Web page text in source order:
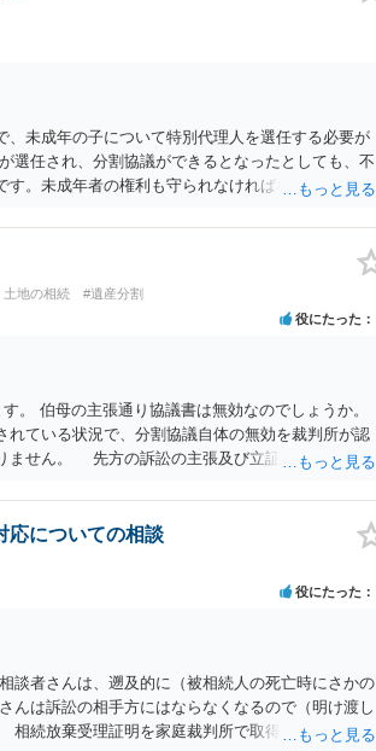
未成年の子について特別代理人を選任する必要が
選任され、分割協議ができるとなったとしても、不
。未成年者の権利も守られなければならないから
は、法定相続分以上に多くの遺産を取得すること
土地の相続 #遺産分割
役にたった
。 伯母の主張通り協議書は無効なのでしょうか。
ている状況で、分割協議自体の無効を裁判所が認
ません。 先方の訴訟の主張及び立証次第ですが、
と ・御祖母様の意に反する遺産分割協議を行う実
、実際に遺産分割協議の効力が否定される可能性は
応についての相談
役にたった
談者さんは、遡及的に（被相続人の死亡時にさかの
んは訴訟の相手方にはならなくなるので（明け渡し
相続放棄受理証明を家庭裁判所で取得し、コピーを